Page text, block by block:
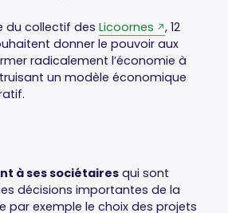
du collectif desLicoornes
, 12
donner le pouvoir aux
radicalement l’économie à
un modèle économique
à ses sociétaires qui sont
décisions importantes de la
par exemple le choix des projets